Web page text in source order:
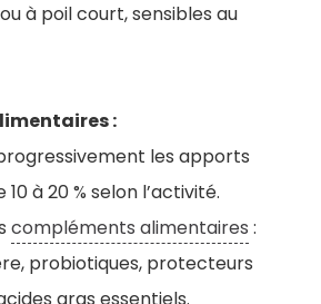
à poil court, sensibles au
:
les apports
à 20 % selon l’activité.
compléments alimentaires :
probiotiques, protecteurs